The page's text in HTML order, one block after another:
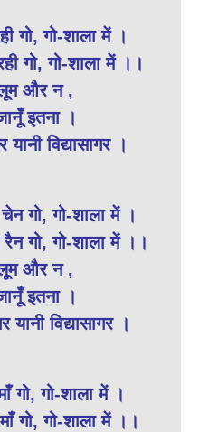
गो, गो-शाला में ।
गो, गो-शाला में ।।
और न ,
इतना ।
विद्यासागर ।
गो, गो-शाला में ।
गो, गो-शाला में ।।
और न ,
इतना ।
यानी विद्यासागर ।
गो, गो-शाला में ।
गो, गो-शाला में ।।